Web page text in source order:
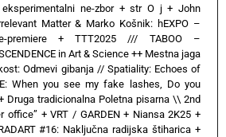
ne-zbor+str O j+John
Matter & Marko Košnik: hEXPO –
+TTT2025 /// TABOO –
in Art & Science ++ Mestna jaga
Odmevi gibanja // Spatiality: Echoes of
When you see my fake lashes, Do you
Druga tradicionalna Poletna pisarna \\ 2nd
office” +VRT / GARDEN+ Niansa 2K25 +
#16: Naključna radijska štiharica +